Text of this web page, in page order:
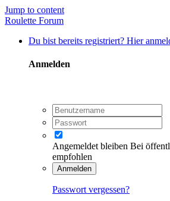
Jump to content
Roulette Forum
Du bist bereits registriert? Hier
Anmelden
Angemeldet bleiben Bei
empfohlen
Anmelden
Passwort vergessen?